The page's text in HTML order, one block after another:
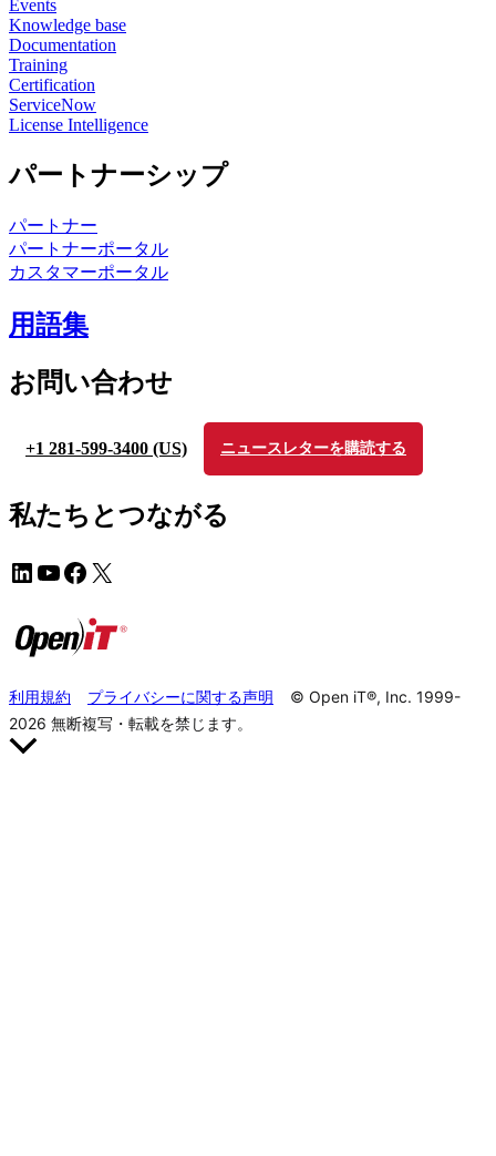
Events
Knowledge base
Documentation
Training
Certification
ServiceNow
License Intelligence
パートナーシップ
パートナー
パートナーポータル
カスタマーポータル
用語集
お問い合わせ
+1 281-599-3400 (US) ニュースレターを購読する
私たちとつながる
利用規約 プライバシーに関する声明
© Open iT®, Inc. 1999-
2026 無断複写・転載を禁じます。